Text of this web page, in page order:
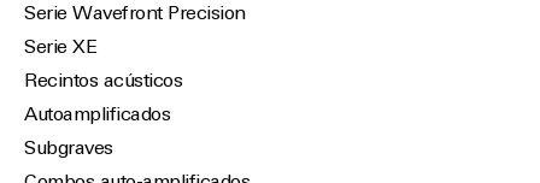
Serie Wavefront Precision
Serie XE
Recintos acústicos
Autoamplificados
Subgraves